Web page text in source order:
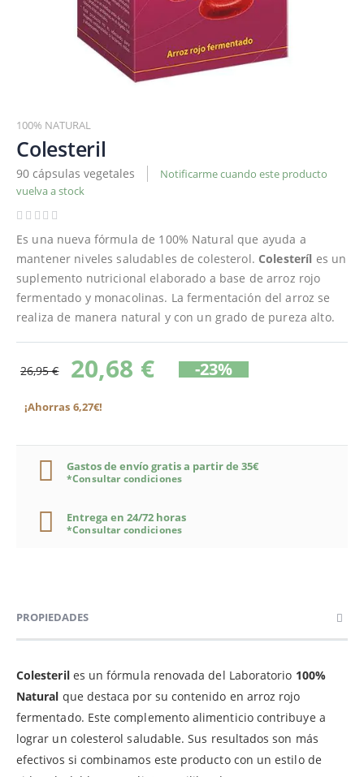
al
comienzo
de
la
galería
de
100% NATURAL
Colesteril
90 cápsulas vegetales
Notificarme cuando este producto
vuelva a stock
Es una nueva fórmula de 100% Natural que ayuda a
mantener niveles saludables de colesterol. Colesteríl es un
suplemento nutricional elaborado a base de arroz rojo
fermentado y monacolinas. La fermentación del arroz se
realiza de manera natural y con un grado de pureza alto.
26,95 € 20,68 € -23%
¡Ahorras 6,27€!
Gastos de envío gratis a partir de 35€
*Consultar condiciones
Entrega en 24/72 horas
*Consultar condiciones
PROPIEDADES
Colesteriles un fórmula renovada del Laboratorio 100%
Natural que destaca por su contenido en arroz rojo
fermentado. Este complemento alimenticio contribuye a
lograr un colesterol saludable. Sus resultados son más
efectivos si combinamos este producto con un estilo de